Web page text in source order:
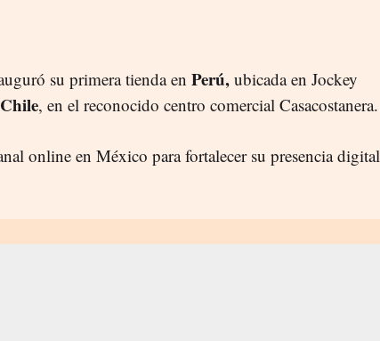
su primera tienda en Perú, ubicada en Jockey
Chile, en el reconocido centro comercial Casacostanera.
online en México para fortalecer su presencia digital